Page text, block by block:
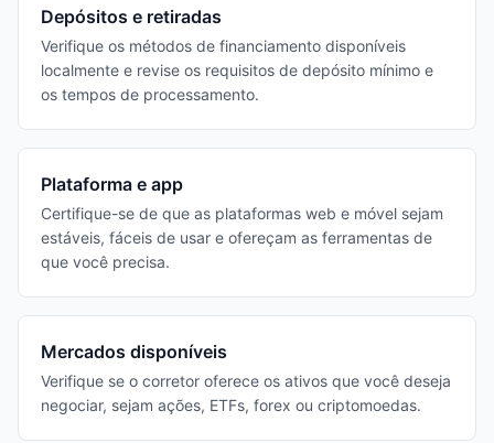
Depósitos e retiradas
Verifique os métodos de financiamento disponíveis
localmente e revise os requisitos de depósito mínimo e
os tempos de processamento.
Plataforma e app
Certifique-se de que as plataformas web e móvel sejam
estáveis, fáceis de usar e ofereçam as ferramentas de
que você precisa.
Mercados disponíveis
Verifique se o corretor oferece os ativos que você deseja
negociar, sejam ações, ETFs, forex ou criptomoedas.